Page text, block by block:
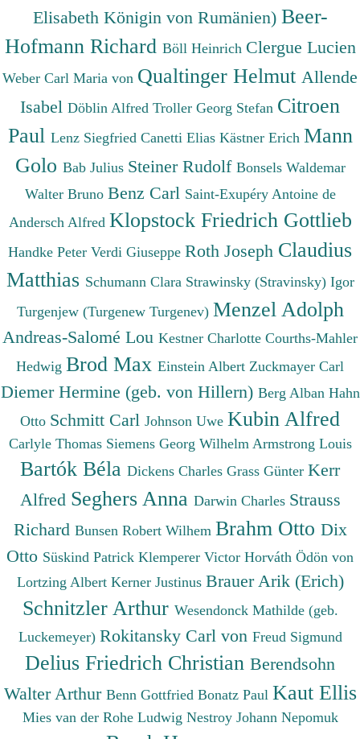
Elisabeth Königin von Rumänien) Beer-
Hofmann Richard Böll Heinrich Clergue Lucien
Weber Carl Maria von Qualtinger Helmut Allende
Isabel Döblin Alfred Troller Georg Stefan Citroen
Paul Lenz Siegfried Canetti Elias Kästner Erich Mann
Golo Bab Julius Steiner Rudolf Bonsels Waldemar
Walter Bruno Benz Carl Saint-Exupéry Antoine de
Andersch Alfred Klopstock Friedrich Gottlieb
Handke Peter Verdi Giuseppe Roth Joseph Claudius
Matthias Schumann Clara Strawinsky (Stravinsky) Igor
Turgenjew (Turgenew Turgenev) Menzel Adolph
Andreas-Salomé Lou Kestner Charlotte Courths-Mahler
Hedwig Brod Max Einstein Albert Zuckmayer Carl
Diemer Hermine (geb. von Hillern) Berg Alban Hahn
Otto Schmitt Carl Johnson Uwe Kubin Alfred
Carlyle Thomas Siemens Georg Wilhelm Armstrong Louis
Bartók Béla Dickens Charles Grass Günter Kerr
Alfred Seghers Anna Darwin Charles Strauss
Richard Bunsen Robert Wilhem Brahm Otto Dix
Otto Süskind Patrick Klemperer Victor Horváth Ödön von
Lortzing Albert Kerner Justinus Brauer Arik (Erich)
Schnitzler Arthur Wesendonck Mathilde (geb.
Luckemeyer) Rokitansky Carl von Freud Sigmund
Delius Friedrich Christian Berendsohn
Walter Arthur Benn Gottfried Bonatz Paul Kaut Ellis
Mies van der Rohe Ludwig Nestroy Johann Nepomuk